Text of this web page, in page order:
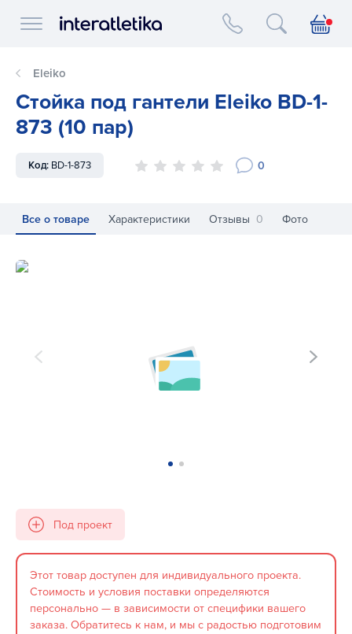
Interatletika logo
Eleiko
Стойка под гантели Eleiko BD-1-
873 (10 пар)
Код: BD-1-873 0
Все о товаре Характеристики Отзывы 0 Фото
Стойка под гантели Eleiko BD-1-873 (10 пар)
Под проект
Этот товар доступен для индивидуального проекта.
Стоимость и условия поставки определяются
персонально — в зависимости от специфики вашего
заказа. Обратитесь к нам, и мы с радостью подготовим